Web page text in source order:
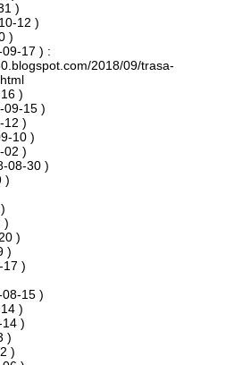
)
12 )
)
17 ) :
2018/09/trasa-
)
09-15 )
12 )
10 )
02 )
08-30 )
)
)
)
)
17 )
15 )
)
)
)
)